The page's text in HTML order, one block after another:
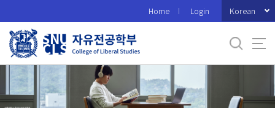
로
메
Home Login Korean